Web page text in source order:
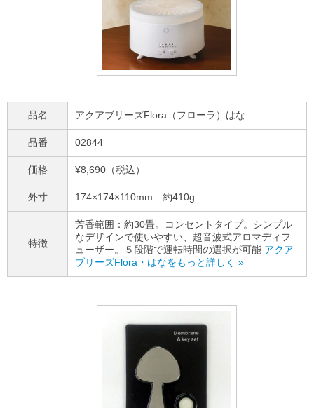
品名 アクアブリーズFlora（フローラ）はな
品番 02844
価格 ¥8,690（税込）
外寸 174×174×110mm 約410g
特徴
芳香範囲：約30畳。コンセントタイプ。シンプル
なデザインで使いやすい、超音波式アロマディフ
ューザー。５段階で運転時間の選択が可能 アクア
ブリーズFlora・はなをもっと詳しく »